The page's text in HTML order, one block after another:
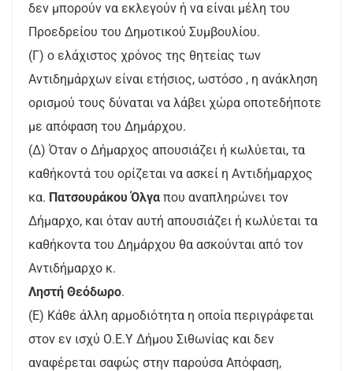
δεν μπορούν να εκλεγούν ή να είναι μέλη του
Προεδρείου του Δημοτικού Συμβουλίου.
(Γ) ο ελάχιστος χρόνος της θητείας των
Αντιδημάρχων είναι ετήσιος, ωστόσο , η ανάκληση
ορισμού τους δύναται να λάβει χώρα οποτεδήποτε
με απόφαση του Δημάρχου.
(Δ) Όταν ο Δήμαρχος απουσιάζει ή κωλύεται, τα
καθήκοντά του ορίζεται να ασκεί η Αντιδήμαρχος
κα. Πατσουράκου Όλγα που αναπληρώνει τον
Δήμαρχο, και όταν αυτή απουσιάζει ή κωλύεται τα
καθήκοντα του Δημάρχου θα ασκούνται από τον
Αντιδήμαρχο κ.
Ληστή Θεόδωρο.
(Ε) Κάθε άλλη αρμοδιότητα η οποία περιγράφεται
στον εν ισχύ Ο.Ε.Υ Δήμου Σιθωνίας και δεν
αναφέρεται σαφώς στην παρούσα Απόφαση,